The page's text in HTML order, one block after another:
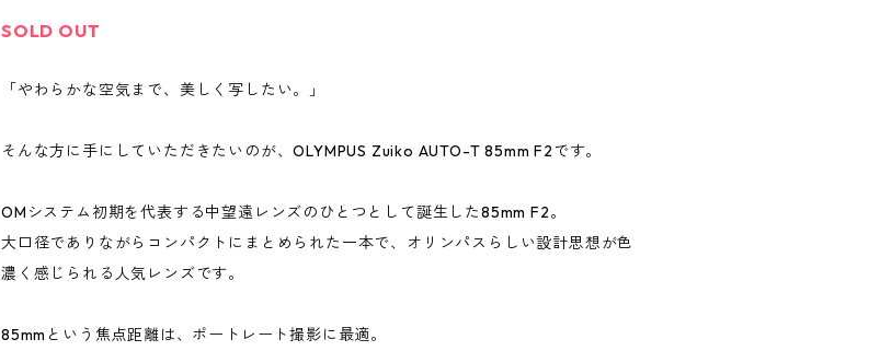
SOLD OUT
「やわらかな空気まで、美しく写したい。」
そんな方に手にしていただきたいのが、OLYMPUS Zuiko AUTO-T 85mm F2です。
OMシステム初期を代表する中望遠レンズのひとつとして誕生した85mm F2。
大口径でありながらコンパクトにまとめられた一本で、オリンパスらしい設計思想が色
濃く感じられる人気レンズです。
85mmという焦点距離は、ポートレート撮影に最適。